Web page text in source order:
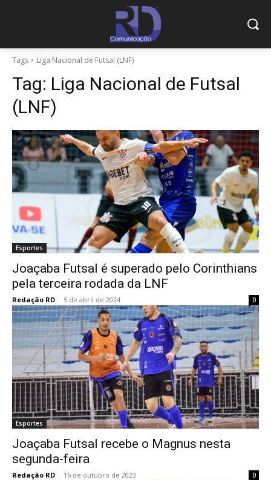
Tags Liga Nacional de Futsal (LNF)
Tag: Liga Nacional de Futsal
(LNF)
Esportes
Joaçaba Futsal é superado pelo Corinthians
pela terceira rodada da LNF
Redação RD - 5 de abril de 2024 0
Esportes
Joaçaba Futsal recebe o Magnus nesta
segunda-feira
Redação RD - 16 de outubro de 2023 0